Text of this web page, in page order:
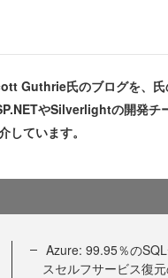
Guthrie氏のブログを、
やSilverlightの開発チ
しています。
Azure: 99.95％の
スセルフサービス復